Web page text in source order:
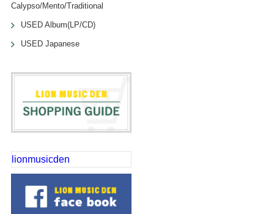
Calypso/Mento/Traditional
USED Album(LP/CD)
USED Japanese
lionmusicden